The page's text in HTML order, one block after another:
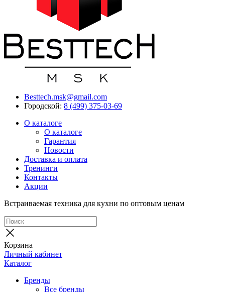
Besttech.msk@gmail.com
Городской: 8 (499) 375-03-69
О каталоге
О каталоге
Гарантия
Новости
Доставка и оплата
Тренинги
Контакты
Акции
Встраиваемая техника для кухни по оптовым ценам
Корзина
Личный кабинет
Каталог
Бренды
Все бренды